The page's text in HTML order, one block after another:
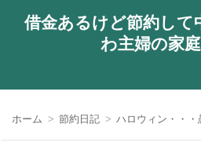
借金あるけど節約して
わ主婦の家
ホーム 節約日記 ハロウィン・・